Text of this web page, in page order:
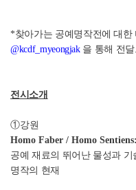
*찾아가는 공예명작전에 대한
@kcdf_myeongjak을 통해 전달
전시소개
①강원
Homo Faber / Homo Sentiens:
공예 재료의 뛰어난 물성과
명작의 현재